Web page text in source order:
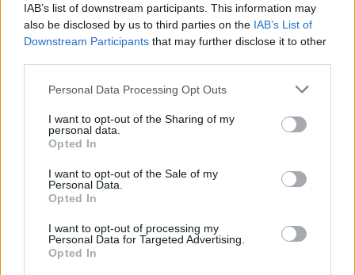
IAB’s list of downstream participants. This information may
also be disclosed by us to third parties on the IAB’s List of
Downstream Participants that may further disclose it to other
Please note that this website/app uses one or more Google
not limited to your visit or usage behaviour. You may click to
grant or deny consent to Google and its third-party tags to
use your data for below specified purposes in below Google
consent section.
Personal Data Processing Opt Outs
I want to opt-out of the Sharing of my
personal data.
Opted In
I want to opt-out of the Sale of my
Personal Data.
Opted In
I want to opt-out of processing my
Personal Data for Targeted Advertising.
Opted In
A zenei kábeltévé díjátadó ceremóniája a
Michael Jacksonra emlékezés jegyében telt. A
show megnyitóján Madonna méltatta az 50
esztendős korában gyógyszer-túladagolás
következtében elhunyt sztárt. Olyan
kivételes, eredeti tehetségnek nevezte,
amilyen sohasem születik többé. "Ő volt a
király" - mondta Madonna.
A műsor során több Jackson-dalt is előadtak
a színpadon, Michael húga, Janet